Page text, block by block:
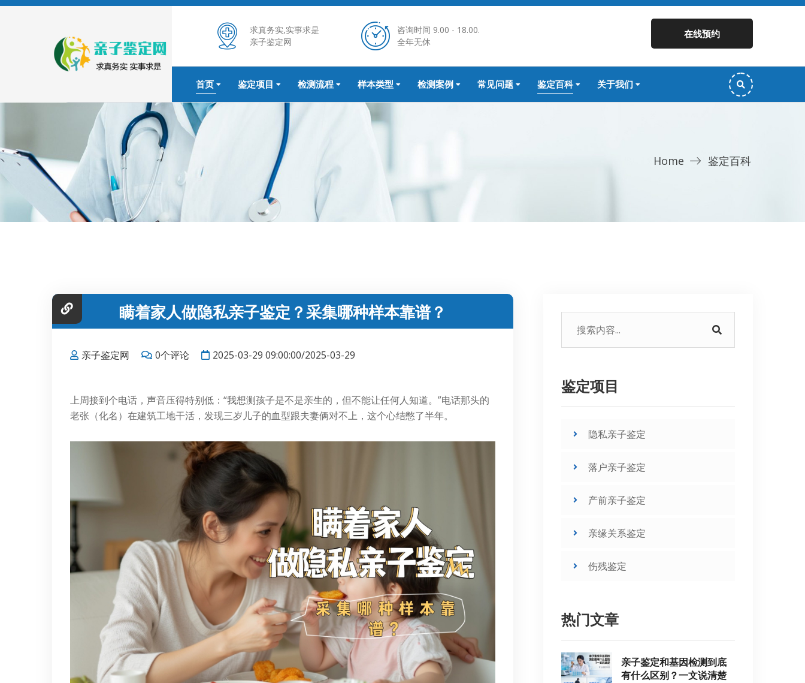
求真务实,实事求是
亲子鉴定网
咨询时间 9.00 - 18.00.
全年无休
在线预约
首页 鉴定项目 检测流程 样本类型 检测案例 常见问题 鉴定百科 关于我们
Home 鉴定百科
瞒着家人做隐私亲子鉴定？采集哪种样本靠谱？
亲子鉴定网 0个评论 2025-03-29 09:00:00/2025-03-29
上周接到个电话，声音压得特别低：“我想测孩子是不是亲生的，但不能让任何人知道。”电话那头的
老张（化名）在建筑工地干活，发现三岁儿子的血型跟夫妻俩对不上，这个心结憋了半年。
鉴定项目
隐私亲子鉴定
落户亲子鉴定
产前亲子鉴定
亲缘关系鉴定
伤残鉴定
热门文章
亲子鉴定和基因检测到底
有什么区别？一文说清楚